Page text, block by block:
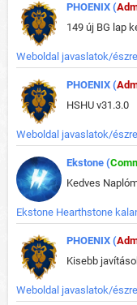
PHOENIX (
Weboldal javaslatok/
PHOENIX (
HSHU v31.3.0
Weboldal javaslatok/
Ekstone (
Kedves
Ekstone Hearthstone
PHOENIX (
Kisebb
Weboldal javaslatok/